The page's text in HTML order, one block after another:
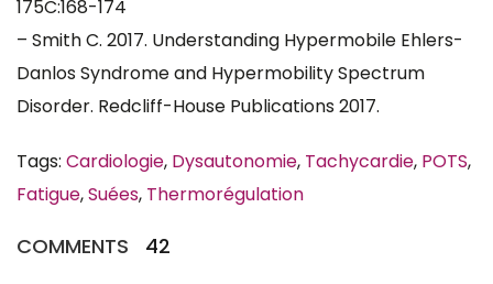
175C:168-174
– Smith C. 2017. Understanding Hypermobile Ehlers-
Danlos Syndrome and Hypermobility Spectrum
Disorder. Redcliff-House Publications 2017.
Tags: Cardiologie, Dysautonomie, Tachycardie, POTS,
Fatigue,Suées, Thermorégulation
COMMENTS 42